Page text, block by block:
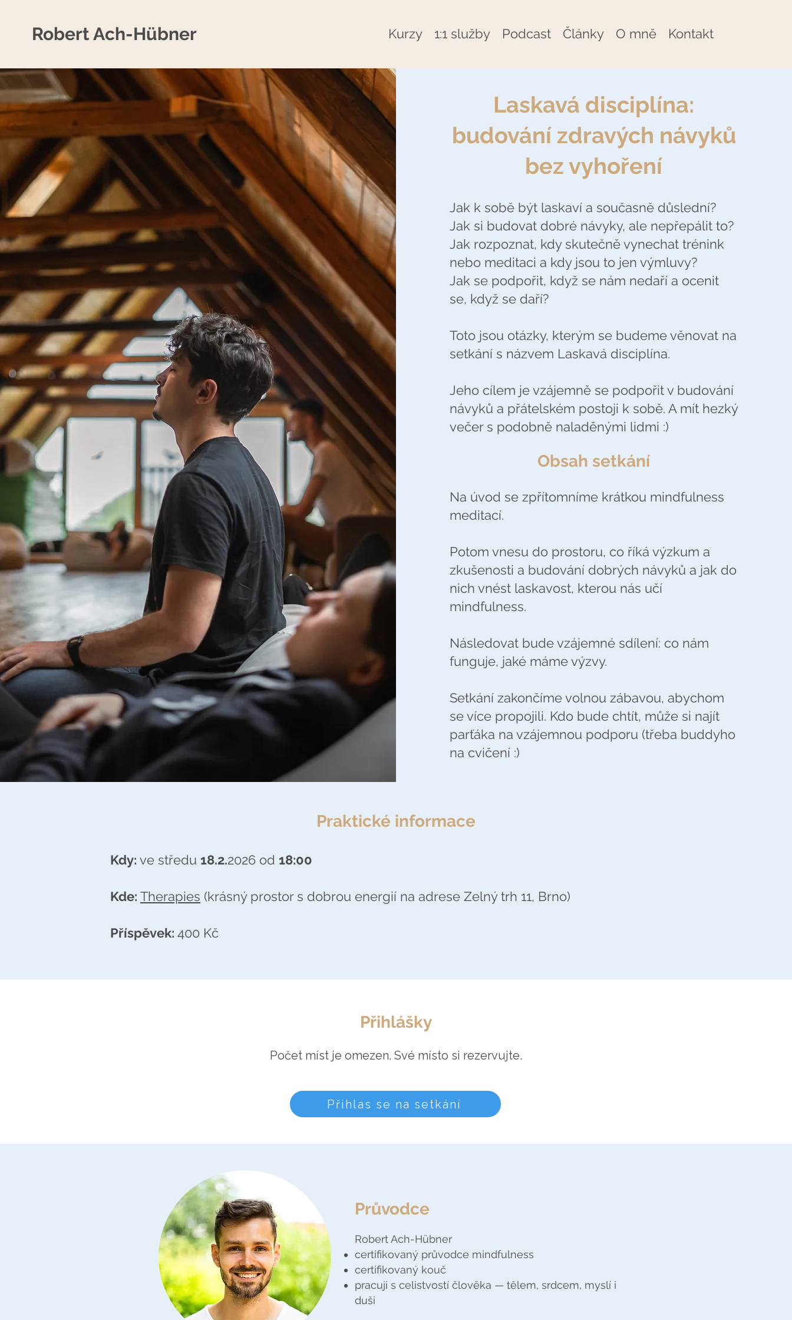
Robert Ach-Hübner Kurzy 1:1 služby Podcast Články O mně Kontakt
Laskavá disciplína:
budování zdravých návyků
bez vyhoření
Jak k sobě být laskaví a současně důslední?
Jak si budovat dobré návyky, ale nepřepálit to?
Jak rozpoznat, kdy skutečně vynechat trénink
nebo meditaci a kdy jsou to jen výmluvy?
Jak se podpořit, když se nám nedaří a ocenit
se, když se daří?
Toto jsou otázky, kterým se budeme věnovat na
setkání s názvem Laskavá disciplína.
Jeho cílem je vzájemně se podpořit v budování
návyků a přátelském postoji k sobě. A mít hezký
večer s podobně naladěnými lidmi :)
Obsah setkání
Na úvod se zpřítomníme krátkou mindfulness
meditací.
Potom vnesu do prostoru, co říká výzkum a
zkušenosti a budování dobrých návyků a jak do
nich vnést laskavost, kterou nás učí
mindfulness.
Následovat bude vzájemné sdílení: co nám
funguje, jaké máme výzvy.
Setkání zakončíme volnou zábavou, abychom
se více propojili. Kdo bude chtít, může si najít
parťáka na vzájemnou podporu (třeba buddyho
na cvičení :)
Praktické informace
Kdy: ve středu 18.2.2026 od 18:00
Kde: Therapies (krásný prostor s dobrou energií na adrese Zelný trh 11, Brno)
Příspěvek: 400 Kč
Přihlášky
Počet míst je omezen. Své místo si rezervujte.
Přihlas se na setkání
Průvodce
Robert Ach-Hübner
certifikovaný průvodce mindfulness
certifikovaný kouč
pracuji s celistvostí člověka — tělem, srdcem, myslí i
duši